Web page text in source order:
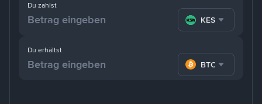
Du zahlst
KES
Du erhältst
BTC